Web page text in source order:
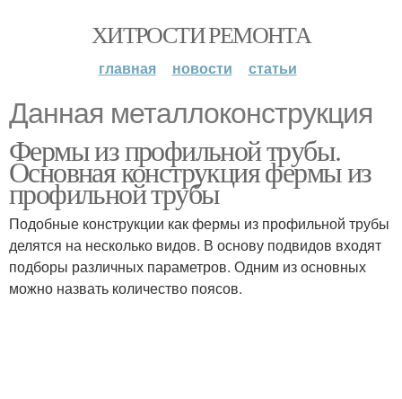
ХИТРОСТИ РЕМОНТА
главная новости статьи
Данная металлоконструкция
Фермы из профильной трубы.
Основная конструкция фермы из
профильной трубы
Подобные конструкции как фермы из профильной трубы
делятся на несколько видов. В основу подвидов входят
подборы различных параметров. Одним из основных
можно назвать количество поясов.